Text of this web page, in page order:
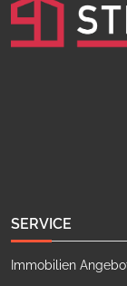
SERVICE
Immobilien